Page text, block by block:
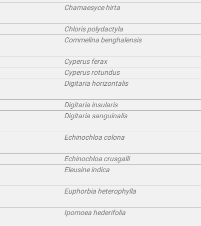
Chamaesyce hirta
Chloris polydactyla
Commelina benghalensis
Cyperus ferax
Cyperus rotundus
Digitaria horizontalis
Digitaria insularis
Digitaria sanguinalis
Echinochloa colona
Echinochloa crusgalli
Eleusine indica
Euphorbia heterophylla
Ipomoea hederifolia